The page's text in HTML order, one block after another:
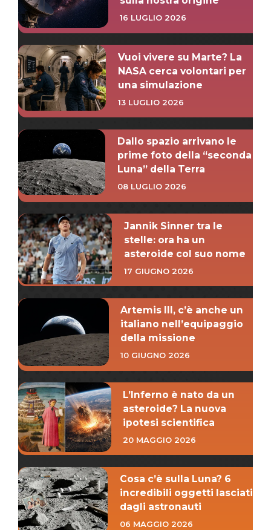
16 LUGLIO 2026
Vuoi vivere su Marte? La
NASA cerca volontari per
una simulazione
13 LUGLIO 2026
Dallo spazio arrivano le
prime foto della “seconda
Luna” della Terra
08 LUGLIO 2026
Jannik Sinner tra le
stelle: ora ha un
asteroide col suo nome
17 GIUGNO 2026
Artemis III, c’è anche un
italiano nell’equipaggio
della missione
10 GIUGNO 2026
L’Inferno è nato da un
asteroide? La nuova
ipotesi scientifica
20 MAGGIO 2026
Cosa c’è sulla Luna? 6
incredibili oggetti lasciati
dagli astronauti
06 MAGGIO 2026